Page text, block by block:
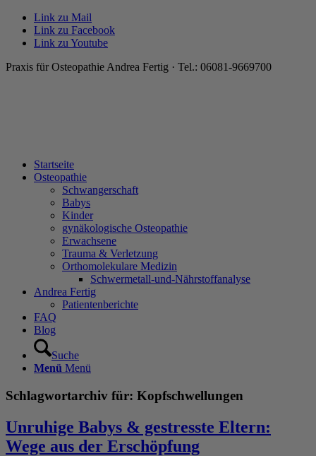
Link zu Mail
Link zu Facebook
Link zu Youtube
Praxis für Osteopathie Andrea Fertig · Tel.: 06081-9669700
Startseite
Osteopathie
Schwangerschaft
Babys
Kinder
gynäkologische Osteopathie
Erwachsene
Trauma & Verletzung
Orthomolekulare Medizin
Schwermetall-und-Nährstoffanalyse
Andrea Fertig
Patientenberichte
FAQ
Blog
Suche
Menü Menü
Schlagwortarchiv für: Kopfschwellungen
Unruhige Babys & gestresste Eltern:
Wege aus der Erschöpfung